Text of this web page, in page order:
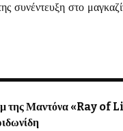
συνέντευξη στο
της Μαντόνα «Ray of